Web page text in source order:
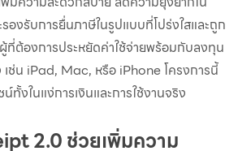
รองรับการยื่นภาษีในรูปแบบที่โปร่งใสและถูก
ที่ต้องการประหยัดค่าใช้จ่ายพร้อมกับลงทุน
ช่น iPad, Mac, หรือ iPhone โครงการนี้
ทั้งในแง่การเงินและการใช้งานจริง
2.0 ช่วยเพิ่มความ